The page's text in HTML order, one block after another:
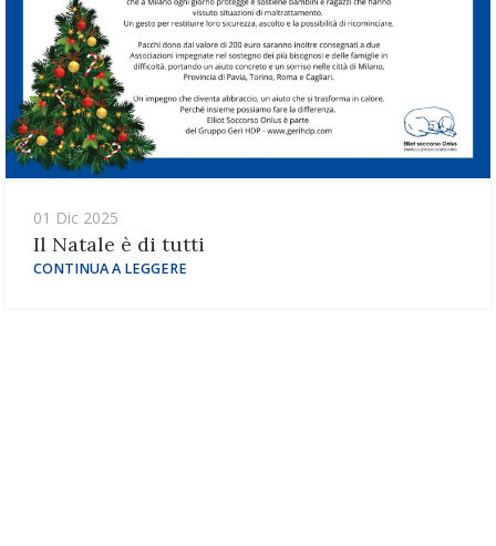
01 Dic 2025
Il Natale è di tutti
CONTINUA A LEGGERE